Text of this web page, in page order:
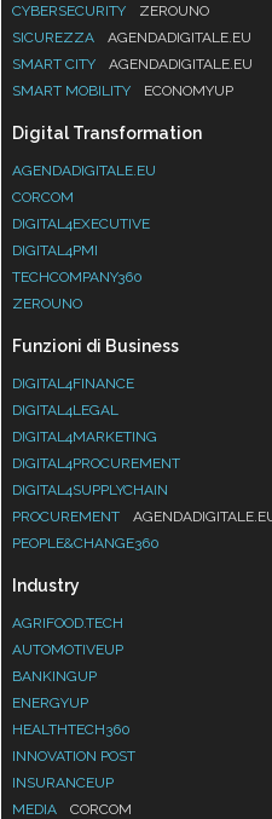
CYBERSECURITY
ZEROUNO
SICUREZZA
AGENDADIGITALE.EU
SMART CITY
AGENDADIGITALE.EU
SMART MOBILITY
ECONOMYUP
Digital Transformation
AGENDADIGITALE.EU
CORCOM
DIGITAL4EXECUTIVE
DIGITAL4PMI
TECHCOMPANY360
ZEROUNO
Funzioni di Business
DIGITAL4FINANCE
DIGITAL4LEGAL
DIGITAL4MARKETING
DIGITAL4PROCUREMENT
DIGITAL4SUPPLYCHAIN
PROCUREMENT
PEOPLE&CHANGE360
Industry
AGRIFOOD.TECH
AUTOMOTIVEUP
BANKINGUP
ENERGYUP
HEALTHTECH360
INNOVATION POST
INSURANCEUP
MEDIA
CORCOM